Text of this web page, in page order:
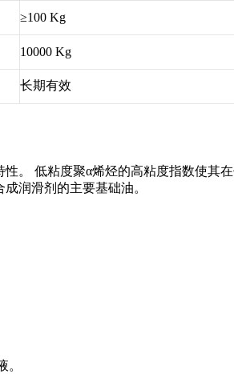
≥100 Kg
10000 Kg
长期有效
。 低粘度聚α烯烃的高粘度指数使其
润滑剂的主要基础油。